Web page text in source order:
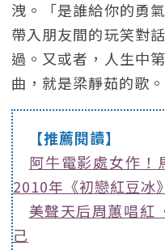
洩。「是誰給你的勇
帶入朋友間的玩笑對
過。又或者，人生中
曲，就是梁靜茹的歌。
【推薦閱讀】
阿牛電影處女作！
2010年《初戀紅豆冰》
美聲天后周蕙唱紅
己